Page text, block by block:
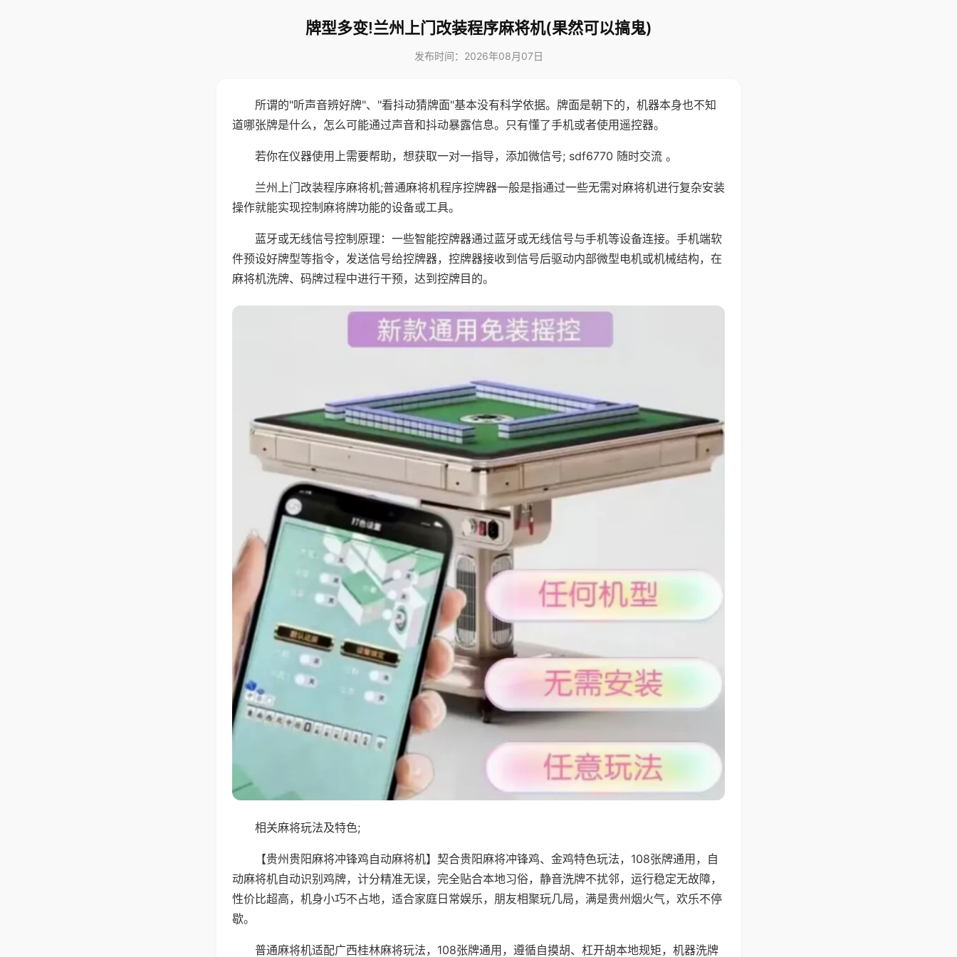
牌型多变!兰州上门改装程序麻将机(果然可以搞鬼)
发布时间：2026年08月07日
所谓的"听声音辨好牌"、"看抖动猜牌面"基本没有科学依据。牌面是朝下的，机器本身也不知
道哪张牌是什么，怎么可能通过声音和抖动暴露信息。只有懂了手机或者使用遥控器。
若你在仪器使用上需要帮助，想获取一对一指导，添加微信号; sdf6770 随时交流 。
兰州上门改装程序麻将机;普通麻将机程序控牌器一般是指通过一些无需对麻将机进行复杂安装
操作就能实现控制麻将牌功能的设备或工具。
蓝牙或无线信号控制原理：一些智能控牌器通过蓝牙或无线信号与手机等设备连接。手机端软
件预设好牌型等指令，发送信号给控牌器，控牌器接收到信号后驱动内部微型电机或机械结构，在
麻将机洗牌、码牌过程中进行干预，达到控牌目的。
相关麻将玩法及特色;
【贵州贵阳麻将冲锋鸡自动麻将机】契合贵阳麻将冲锋鸡、金鸡特色玩法，108张牌通用，自
动麻将机自动识别鸡牌，计分精准无误，完全贴合本地习俗，静音洗牌不扰邻，运行稳定无故障，
性价比超高，机身小巧不占地，适合家庭日常娱乐，朋友相聚玩几局，满是贵州烟火气，欢乐不停
歇。
普通麻将机适配广西桂林麻将玩法，108张牌通用，遵循自摸胡、杠开胡本地规矩，机器洗牌